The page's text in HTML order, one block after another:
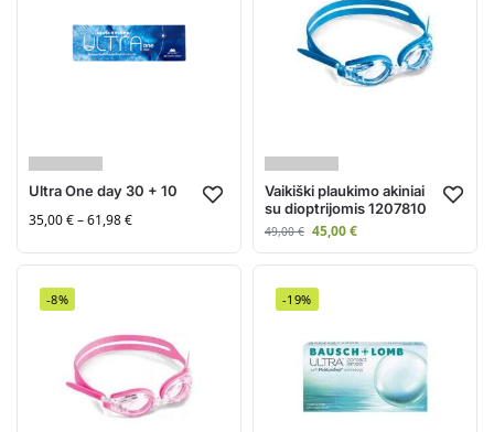
Ultra One day 30 + 10
35,00€–61,98€
Vaikiški plaukimo akiniai
su dioptrijomis 1207810
49,00€ 45,00€
-8% -19%